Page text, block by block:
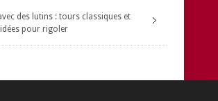
des lutins : tours classiques et
pour rigoler